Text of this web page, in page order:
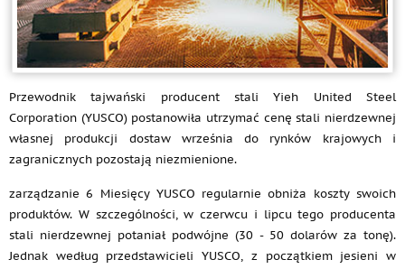
Przewodnik tajwański producent stali Yieh United Steel
Corporation (YUSCO) postanowiła utrzymać cenę stali nierdzewnej
własnej produkcji dostaw września do rynków krajowych i
zagranicznych pozostają niezmienione.
zarządzanie 6 Miesięcy YUSCO regularnie obniża koszty swoich
produktów. W szczególności, w czerwcu i lipcu tego producenta
stali nierdzewnej potaniał podwójne (30 - 50 dolarów za tonę).
Jednak według przedstawicieli YUSCO, z początkiem jesieni w